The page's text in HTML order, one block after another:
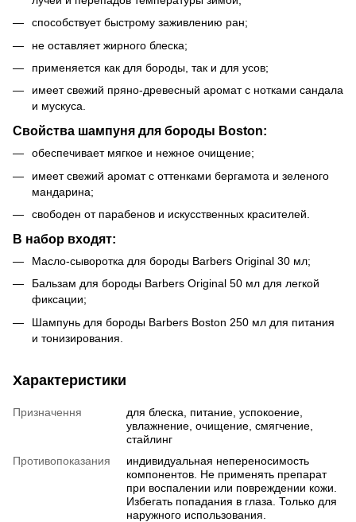
способствует быстрому заживлению ран;
не оставляет жирного блеска;
применяется как для бороды, так и для усов;
имеет свежий пряно-древесный аромат с нотками сандала
и мускуса.
Свойства шампуня для бороды Boston:
обеспечивает мягкое и нежное очищение;
имеет свежий аромат с оттенками бергамота и зеленого
мандарина;
свободен от парабенов и искусственных красителей.
В набор входят:
Масло-сыворотка для бороды Barbers Original 30 мл;
Бальзам для бороды Barbers Original 50 мл для легкой
фиксации;
Шампунь для бороды Barbers Boston 250 мл для питания
и тонизирования.
Характеристики
Призначення
для блеска, питание, успокоение,
увлажнение, очищение, смягчение,
стайлинг
Противопоказания
индивидуальная непереносимость
компонентов. Не применять препарат
при воспалении или повреждении кожи.
Избегать попадания в глаза. Только для
наружного использования.